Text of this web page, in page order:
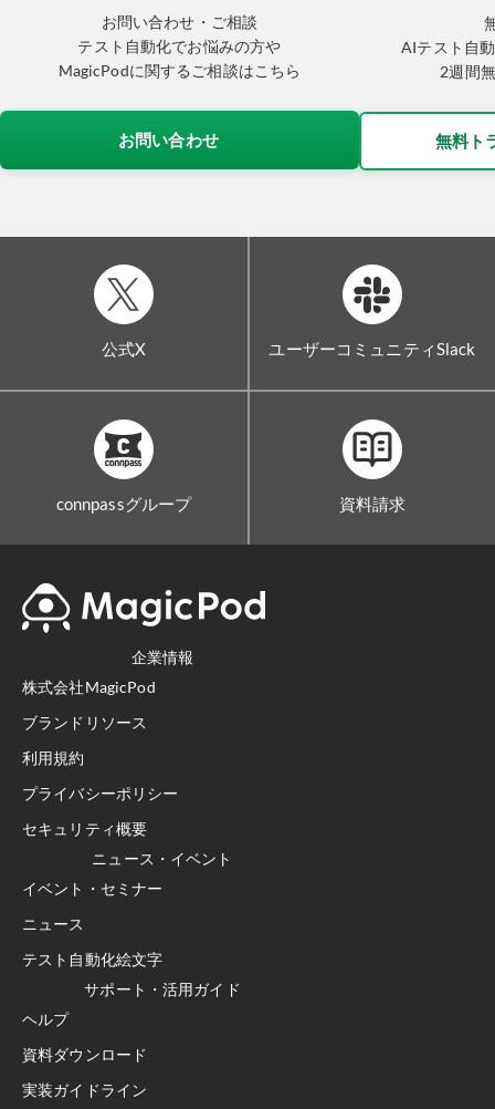
お問い合わせ・ご相談
テスト自動化でお悩みの方や
MagicPodに関するご相談はこちら
お問い合わせ
AIテスト自
2週間
無料ト
公式X ユーザーコミュニティSlack
connpassグループ 資料請求
企業情報
株式会社MagicPod
ブランドリソース
利用規約
プライバシーポリシー
セキュリティ概要
ニュース・イベント
イベント・セミナー
ニュース
テスト自動化絵文字
サポート・活用ガイド
ヘルプ
資料ダウンロード
実装ガイドライン